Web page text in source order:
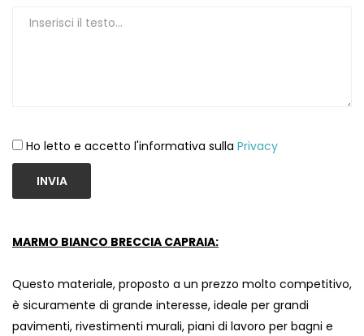
Ho letto e accetto l'informativa sulla Privacy
INVIA
MARMO BIANCO BRECCIA CAPRAIA:
Questo materiale, proposto a un prezzo molto competitivo,
è sicuramente di grande interesse, ideale per grandi
pavimenti, rivestimenti murali, piani di lavoro per bagni e